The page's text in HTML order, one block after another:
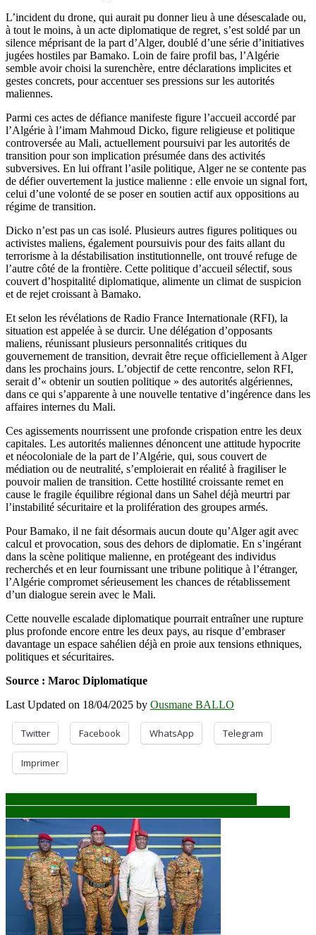
L’incident du drone, qui aurait pu donner lieu à une désescalade ou,
à tout le moins, à un acte diplomatique de regret, s’est soldé par un
silence méprisant de la part d’Alger, doublé d’une série d’initiatives
jugées hostiles par Bamako. Loin de faire profil bas, l’Algérie
semble avoir choisi la surenchère, entre déclarations implicites et
gestes concrets, pour accentuer ses pressions sur les autorités
maliennes.
Parmi ces actes de défiance manifeste figure l’accueil accordé par
l’Algérie à l’imam Mahmoud Dicko, figure religieuse et politique
controversée au Mali, actuellement poursuivi par les autorités de
transition pour son implication présumée dans des activités
subversives. En lui offrant l’asile politique, Alger ne se contente pas
de défier ouvertement la justice malienne : elle envoie un signal fort,
celui d’une volonté de se poser en soutien actif aux oppositions au
régime de transition.
Dicko n’est pas un cas isolé. Plusieurs autres figures politiques ou
activistes maliens, également poursuivis pour des faits allant du
terrorisme à la déstabilisation institutionnelle, ont trouvé refuge de
l’autre côté de la frontière. Cette politique d’accueil sélectif, sous
couvert d’hospitalité diplomatique, alimente un climat de suspicion
et de rejet croissant à Bamako.
Et selon les révélations de Radio France Internationale (RFI), la
situation est appelée à se durcir. Une délégation d’opposants
maliens, réunissant plusieurs personnalités critiques du
gouvernement de transition, devrait être reçue officiellement à Alger
dans les prochains jours. L’objectif de cette rencontre, selon RFI,
serait d’« obtenir un soutien politique » des autorités algériennes,
dans ce qui s’apparente à une nouvelle tentative d’ingérence dans les
affaires internes du Mali.
Ces agissements nourrissent une profonde crispation entre les deux
capitales. Les autorités maliennes dénoncent une attitude hypocrite
et néocoloniale de la part de l’Algérie, qui, sous couvert de
médiation ou de neutralité, s’emploierait en réalité à fragiliser le
pouvoir malien de transition. Cette hostilité croissante remet en
cause le fragile équilibre régional dans un Sahel déjà meurtri par
l’instabilité sécuritaire et la prolifération des groupes armés.
Pour Bamako, il ne fait désormais aucun doute qu’Alger agit avec
calcul et provocation, sous des dehors de diplomatie. En s’ingérant
dans la scène politique malienne, en protégeant des individus
recherchés et en leur fournissant une tribune politique à l’étranger,
l’Algérie compromet sérieusement les chances de rétablissement
d’un dialogue serein avec le Mali.
Cette nouvelle escalade diplomatique pourrait entraîner une rupture
plus profonde encore entre les deux pays, au risque d’embraser
davantage un espace sahélien déjà en proie aux tensions ethniques,
politiques et sécuritaires.
Source : Maroc Diplomatique
Last Updated on 18/04/2025 by Ousmane BALLO
Twitter Facebook WhatsApp Telegram
Imprimer
Navigation
de
l’article